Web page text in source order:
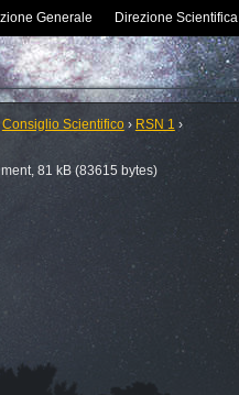
Generale Direzione Scientifica
Consiglio Scientifico › RSN 1 ›
81 kB (83615 bytes)